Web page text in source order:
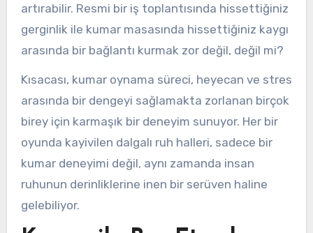
artırabilir. Resmi bir iş toplantısında hissettiğiniz
gerginlik ile kumar masasında hissettiğiniz kaygı
arasında bir bağlantı kurmak zor değil, değil mi?
Kısacası, kumar oynama süreci, heyecan ve stres
arasında bir dengeyi sağlamakta zorlanan birçok
birey için karmaşık bir deneyim sunuyor. Her bir
oyunda kayivilen dalgalı ruh halleri, sadece bir
kumar deneyimi değil, aynı zamanda insan
ruhunun derinliklerine inen bir serüven haline
gelebiliyor.